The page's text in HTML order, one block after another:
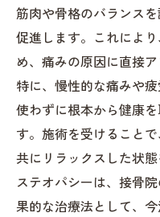
筋肉や骨格のバランス
促進します。これによ
め、痛みの原因に直接
特に、慢性的な痛みや
使わずに根本から健康
す。施術を受けること
共にリラックスした状
ステオパシーは、接骨
果的な治療法として、今